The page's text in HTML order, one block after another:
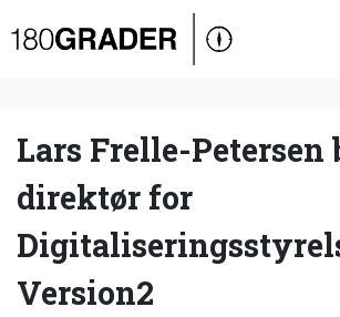
Oversigt
Debat
Video
Podcast
Lars Frelle-
direktør for
Version2